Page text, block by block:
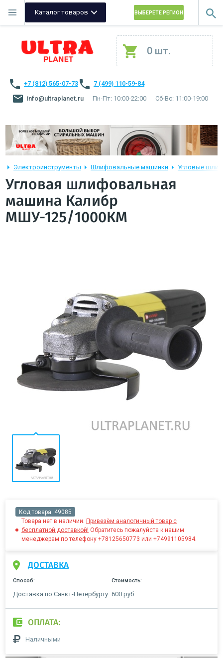
Каталог товаров ВЫБЕРЕТЕ РЕГИОН
0 шт.
+7 (812) 565-07-73
7 (499) 110-59-84
info@ultraplanet.ru
Пн-Пт: 10:00-22:00 Сб-Вс: 11:00-19:00
Электроинструменты Шлифовальные машинки Угловые
Угловая шлифовальная
машина Калибр
МШУ-125/1000КМ
Код товара: 49085
Товара нет в наличии. Привезём аналогичный товар с
бесплатной доставкой! Обратитесь пожалуйста к нашим
менеджерам по телефону +78125650773 или +74991105984.
ДОСТАВКА
Способ: Стоимость:
Доставка по Санкт-Петербургу: 600 руб.
ОПЛАТА:
Наличными